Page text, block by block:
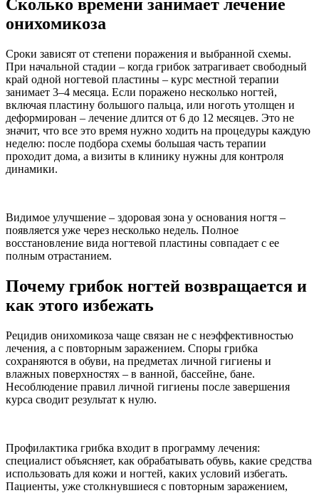
Сколько времени занимает лечение
онихомикоза
Сроки зависят от степени поражения и выбранной схемы.
При начальной стадии – когда грибок затрагивает свободный
край одной ногтевой пластины – курс местной терапии
занимает 3–4 месяца. Если поражено несколько ногтей,
включая пластину большого пальца, или ноготь утолщен и
деформирован – лечение длится от 6 до 12 месяцев. Это не
значит, что все это время нужно ходить на процедуры каждую
неделю: после подбора схемы большая часть терапии
проходит дома, а визиты в клинику нужны для контроля
динамики.
Видимое улучшение – здоровая зона у основания ногтя –
появляется уже через несколько недель. Полное
восстановление вида ногтевой пластины совпадает с ее
полным отрастанием.
Почему грибок ногтей возвращается и
как этого избежать
Рецидив онихомикоза чаще связан не с неэффективностью
лечения, а с повторным заражением. Споры грибка
сохраняются в обуви, на предметах личной гигиены и
влажных поверхностях – в ванной, бассейне, бане.
Несоблюдение правил личной гигиены после завершения
курса сводит результат к нулю.
Профилактика грибка входит в программу лечения:
специалист объясняет, как обрабатывать обувь, какие средства
использовать для кожи и ногтей, каких условий избегать.
Пациенты, уже столкнувшиеся с повторным заражением,